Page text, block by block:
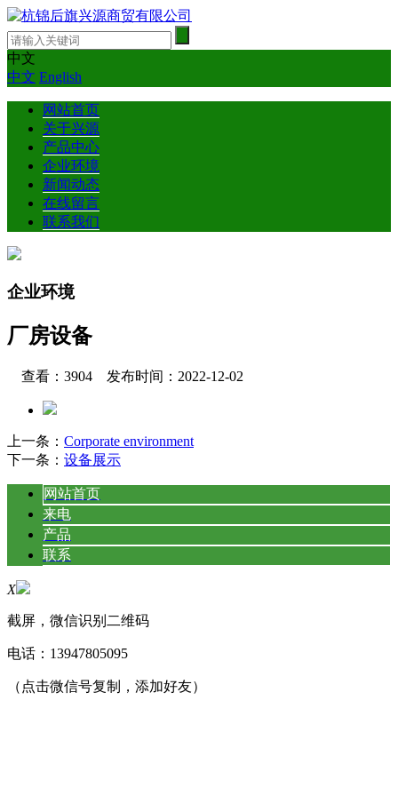
中文
中文 English
网站首页
关于兴源
产品中心
企业环境
新闻动态
在线留言
联系我们
企业环境
厂房设备
查看：3904 发布时间：2022-12-02
上一条： Corporate environment
下一条： 设备展示
网站首页
来电
产品
联系
X
截屏，微信识别二维码
电话： 13947805095
（点击微信号复制，添加好友）